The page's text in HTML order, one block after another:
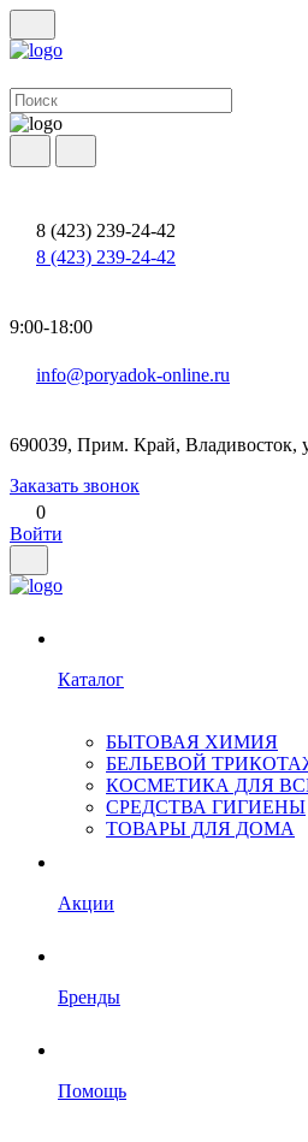
8 (423) 239-24-42
8 (423) 239-24-42
9:00-18:00
info@poryadok-online.ru
690039, Прим. Край, Владивосток,
Заказать звонок
0
Войти
Каталог
БЫТОВАЯ ХИМИЯ
БЕЛЬЕВОЙ
КОСМЕТИКА ДЛЯ
СРЕДСТВА ГИГИЕНЫ
ТОВАРЫ ДЛЯ ДОМА
Акции
Бренды
Помощь